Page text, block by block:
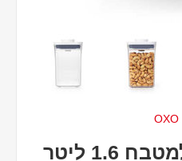
OXO
קופסת אחסון למטבח 1.6 ליטר